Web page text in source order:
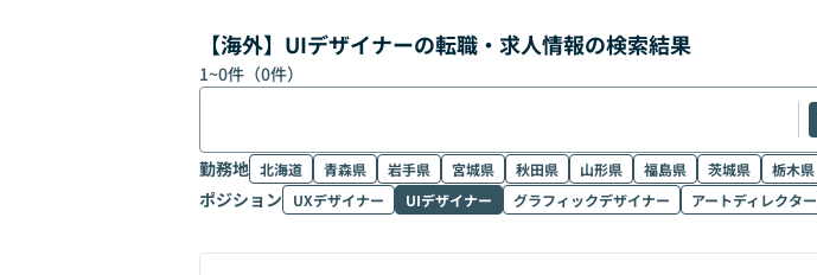
【海外】UIデザイナーの転職・求人情報の検索結果
1~0件（0件）
勤務地 北海道 青森県 岩手県 宮城県 秋田県 山形県 福島県 茨城県 栃木県
ポジション UXデザイナー UIデザイナー グラフィックデザイナー アートディレクター